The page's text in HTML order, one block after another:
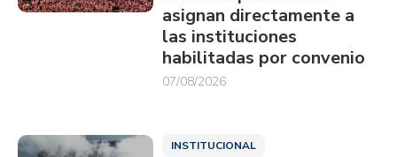
asignan directamente a
las instituciones
habilitadas por convenio
07/08/2026
INSTITUCIONAL